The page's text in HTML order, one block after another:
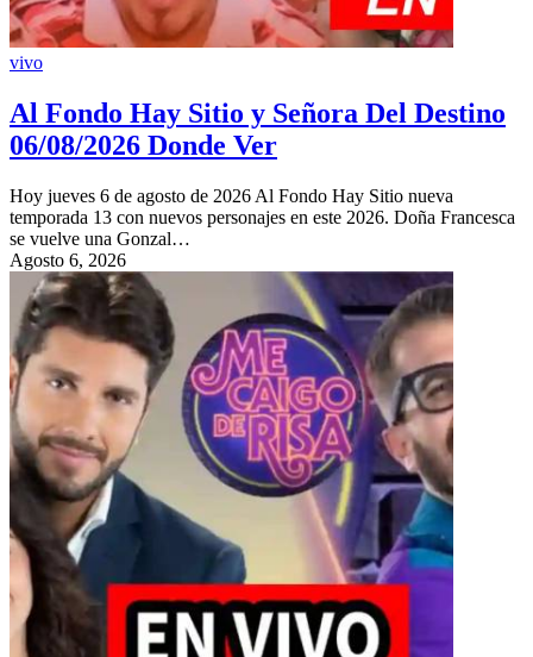
vivo
Al Fondo Hay Sitio y Señora Del Destino
06/08/2026 Donde Ver
Hoy jueves 6 de agosto de 2026 Al Fondo Hay Sitio nueva
temporada 13 con nuevos personajes en este 2026. Doña Francesca
se vuelve una Gonzal…
Agosto 6, 2026